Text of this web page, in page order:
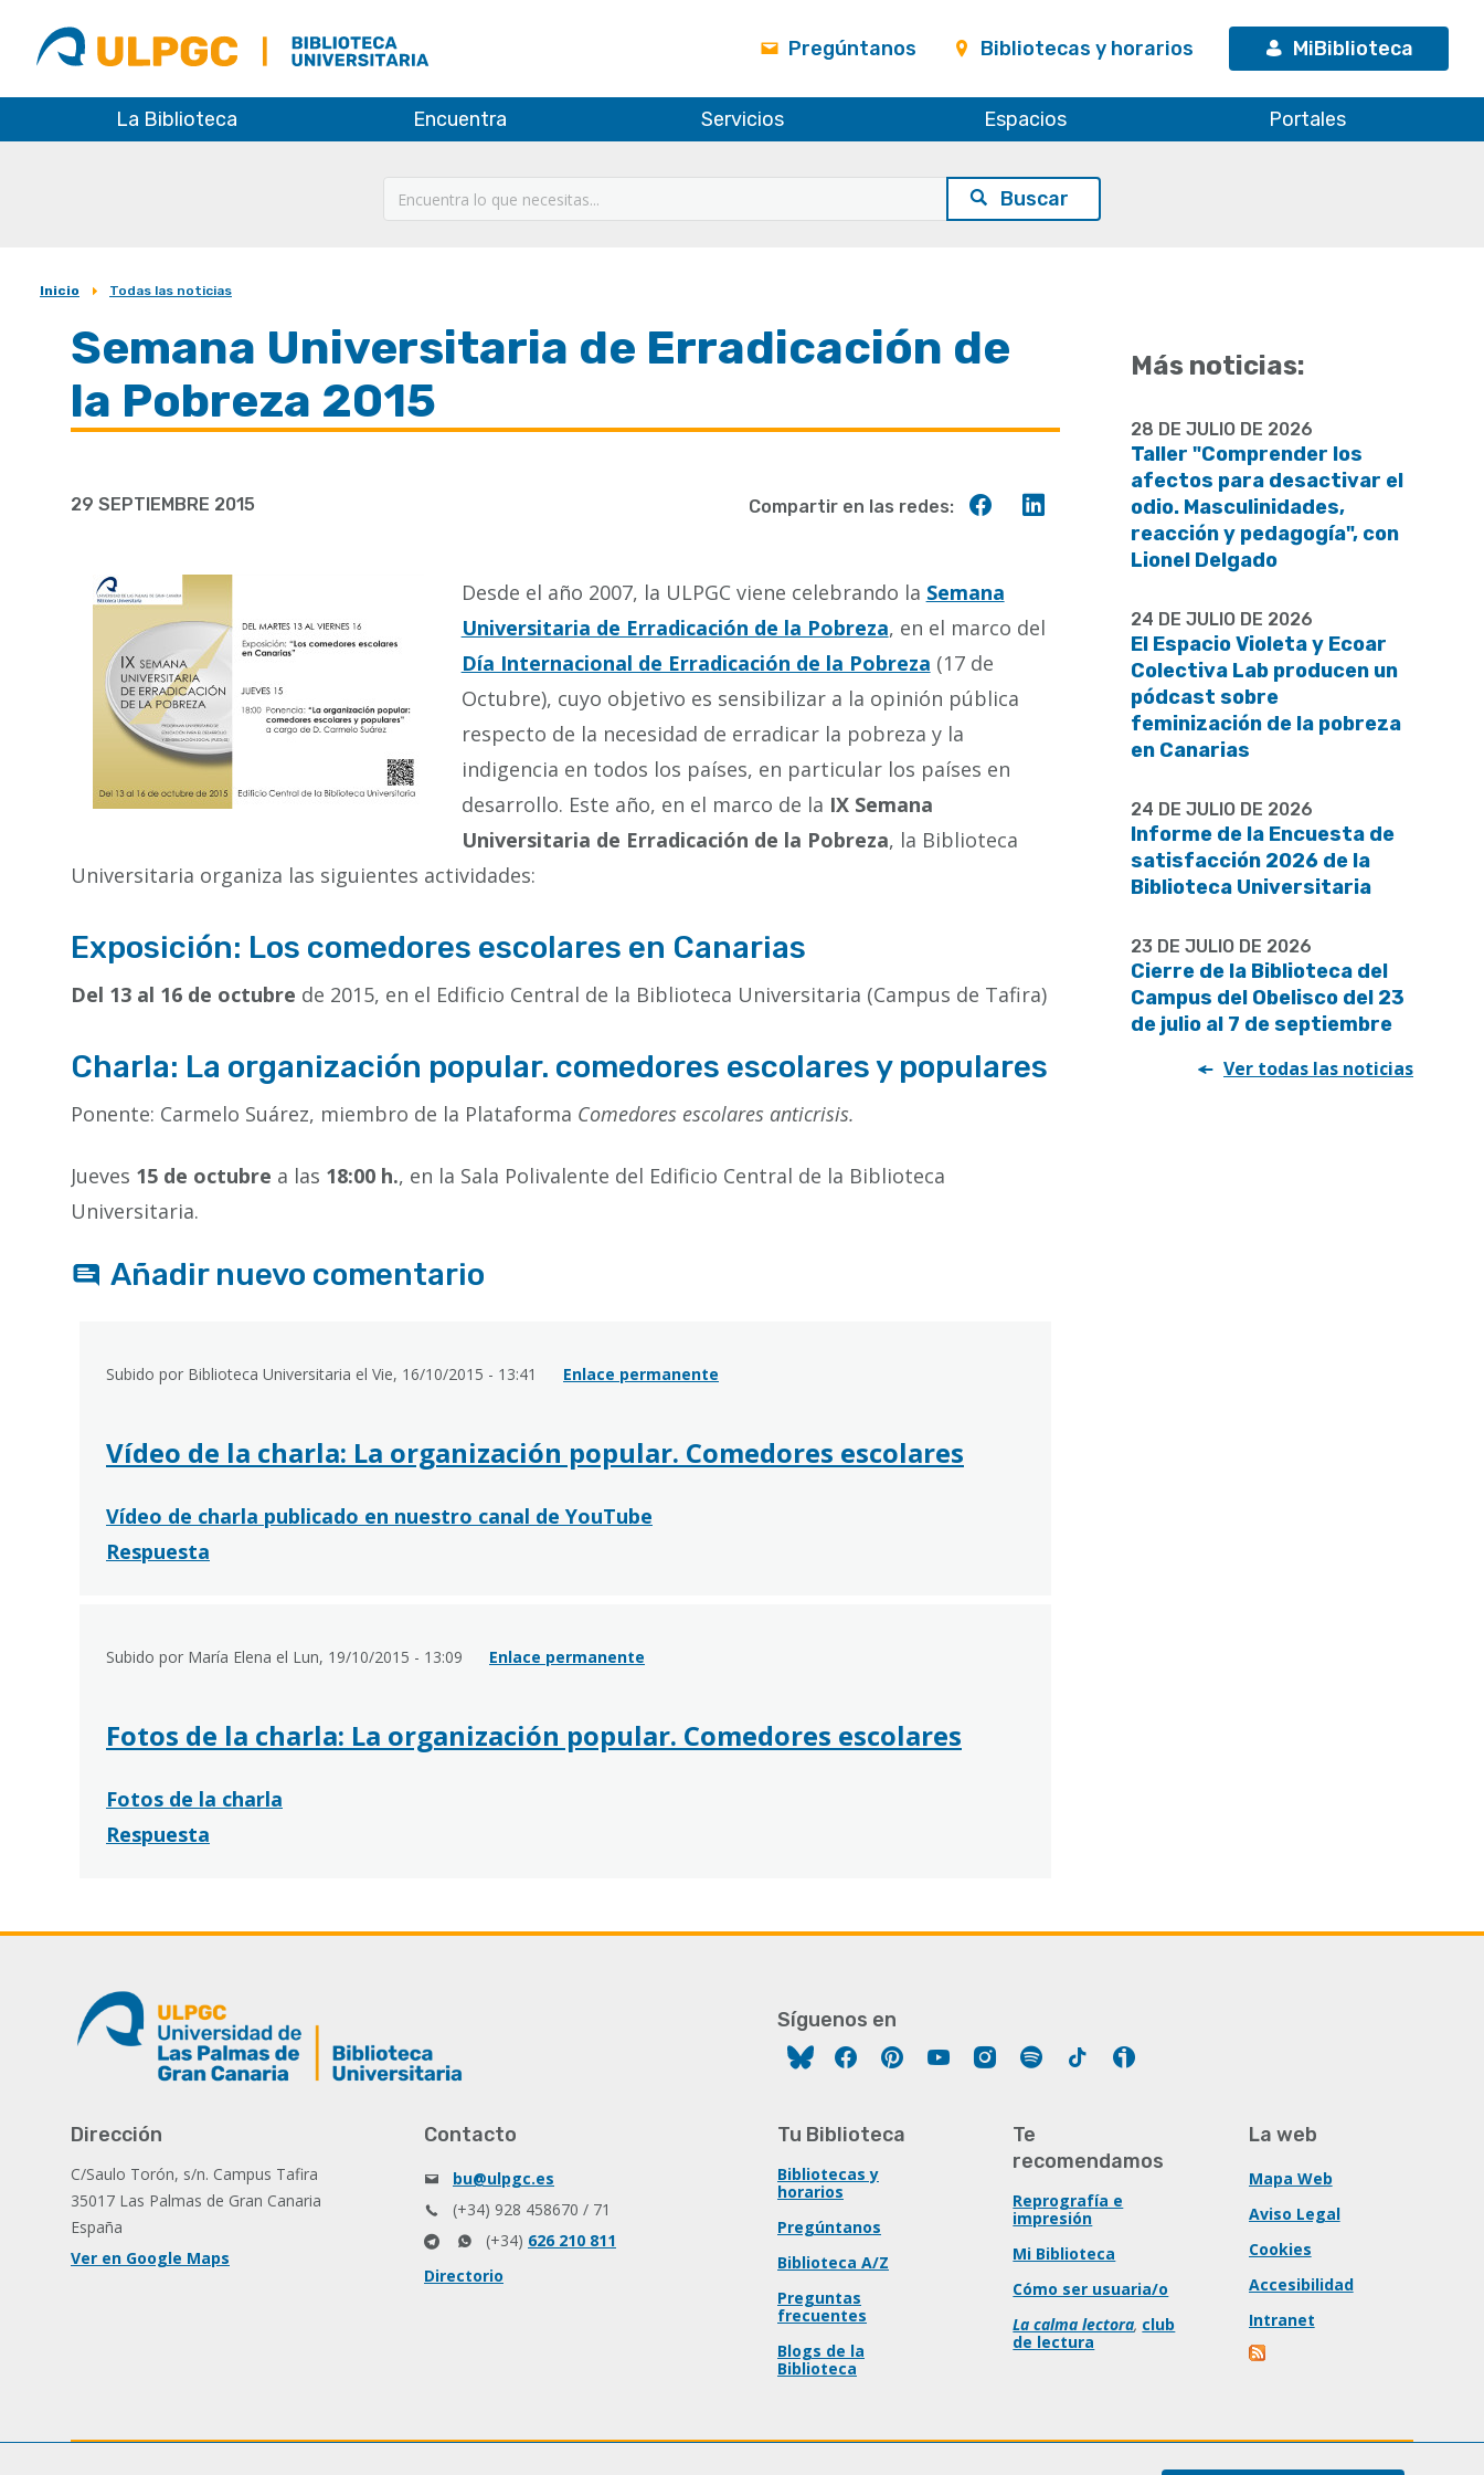
ULPGC
Biblioteca
ULPGC
Pregúntanos Bibliotecas y horarios MiBiblioteca
La Biblioteca Encuentra Servicios Espacios Portales
Sobrescribir
enlaces
ayuda
Inicio Todas las noticias
Semana Universitaria de Erradicación de
la Pobreza 2015
29 SEPTIEMBRE 2015
Compartir
Compartir
Compartir en las redes:
Desde el año 2007, la ULPGC viene celebrando la Semana
Universitaria de Erradicación de la Pobreza, en el marco del
Día Internacional de Erradicación de la Pobreza (17 de
Octubre), cuyo objetivo es sensibilizar a la opinión pública
respecto de la necesidad de erradicar la pobreza y la
indigencia en todos los países, en particular los países en
desarrollo. Este año, en el marco de la IX Semana
Universitaria de Erradicación de la Pobreza, la Biblioteca
Universitaria organiza las siguientes actividades:
Exposición: Los comedores escolares en Canarias
Del 13 al 16 de octubre de 2015, en el Edificio Central de la Biblioteca Universitaria (Campus de Tafira)
Charla: La organización popular. comedores escolares y populares
Ponente: Carmelo Suárez, miembro de la Plataforma Comedores escolares anticrisis.
Jueves 15 de octubre a las 18:00 h., en la Sala Polivalente del Edificio Central de la Biblioteca
Universitaria.
Añadir nuevo comentario
Subido por Biblioteca Universitaria el Vie, 16/10/2015 - 13:41 Enlace permanente
Vídeo de la charla: La organización popular. Comedores escolares
Vídeo de charla publicado en nuestro canal de YouTube
Respuesta
Subido por María Elena el Lun, 19/10/2015 - 13:09 Enlace permanente
Fotos de la charla: La organización popular. Comedores escolares
Fotos de la charla
Respuesta
Más noticias:
28 DE JULIO DE 2026
Taller "Comprender los
afectos para desactivar el
odio. Masculinidades,
reacción y pedagogía", con
Lionel Delgado
24 DE JULIO DE 2026
El Espacio Violeta y Ecoar
Colectiva Lab producen un
pódcast sobre
feminización de la pobreza
en Canarias
24 DE JULIO DE 2026
Informe de la Encuesta de
satisfacción 2026 de la
Biblioteca Universitaria
23 DE JULIO DE 2026
Cierre de la Biblioteca del
Campus del Obelisco del 23
de julio al 7 de septiembre
Ver todas las noticias
Síguenos en
FacebookPinterestYouTubeInstagram
Spotify Tiktok
Dirección
C/Saulo Torón, s/n. Campus Tafira
35017 Las Palmas de Gran Canaria
España
Ver en Google Maps
Contacto
bu@ulpgc.es
(+34) 928 458670 / 71
(+34) 626 210 811
Directorio
Tu Biblioteca
Bibliotecas y
horarios
Pregúntanos
Biblioteca A/Z
Preguntas
frecuentes
Blogs de la
Biblioteca
Te
recomendamos
Reprografía e
impresión
Mi Biblioteca
Cómo ser usuaria/o
La calma lectora, club
de lectura
La web
Mapa Web
Aviso Legal
Cookies
Accesibilidad
Intranet